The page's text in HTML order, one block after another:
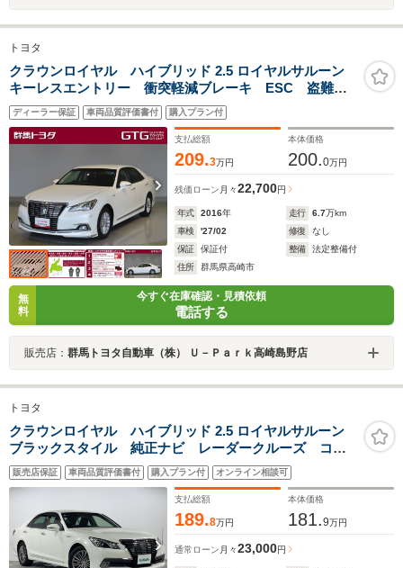
トヨタ
クラウンロイヤル ハイブリッド 2.5 ロイヤルサルーン
キーレスエントリー 衝突軽減ブレーキ ESC 盗難防
止装置 Bカメ PWシート 1オーナー車 PW オート
エアコン DVD再生機能 ETC付き ナビTV LEDラン
プ オートクルーズ アルミホイール
ディーラー保証 車両品質評価書付 購入プラン付
支払総額
209.3万円
本体価格
200.0万円
残価ローン 月々22,700円
年式 2016年 走行 6.7万km
車検
'27/02 修復
なし
保証
保証付 整備
法定整備付
住所
群馬県高崎市
無
料
今すぐ在庫確認・見積依頼
電話する
販売店： 群馬トヨタ自動車（株） Ｕ－Ｐａｒｋ高崎島野店
トヨタ
クラウンロイヤル ハイブリッド 2.5 ロイヤルサルーン
ブラックスタイル 純正ナビ レーダークルーズ コー
ナーセンサー パワーシート ETC
販売店保証 車両品質評価書付 購入プラン付 オンライン相談可
支払総額
189.8万円
本体価格
181.9万円
通常ローン 月々23,000円